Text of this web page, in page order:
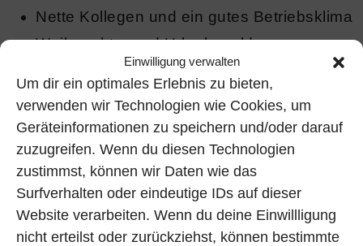
Einwilligung verwalten
Um dir ein optimales Erlebnis zu bieten,
verwenden wir Technologien wie Cookies, um
Geräteinformationen zu speichern und/oder darauf
zuzugreifen. Wenn du diesen Technologien
zustimmst, können wir Daten wie das
Surfverhalten oder eindeutige IDs auf dieser
Website verarbeiten. Wenn du deine Einwillligung
nicht erteilst oder zurückziehst, können bestimmte
Nette Kollegen und ein gutes Betriebsklima
Weihnachts- und Urlaubsgeld
Vermögenswirksame Leistungen
Eigene hochwertige Werkzeugausstattung
Geregelte und familienfreundliche
Arbeitszeiten
Moderne Arbeitskleidung
Berufliche Aufstiegs- und
Entwicklungsmöglichkeiten